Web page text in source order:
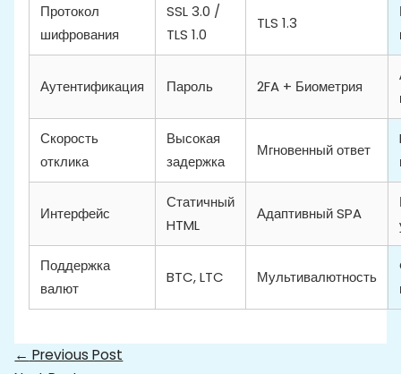
Протокол
шифрования
SSL 3.0 /
TLS 1.0
TLS 1.3
Аутентификация Пароль 2FA + Биометрия
Скорость
отклика
Высокая
задержка
Мгновенный ответ
Интерфейс
Статичный
HTML
Адаптивный SPA
Поддержка
валют
BTC, LTC Мультивалютность
← Previous Post